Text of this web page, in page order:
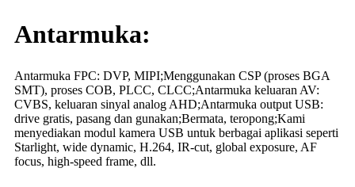
Antarmuka:
Antarmuka FPC: DVP, MIPI;Menggunakan CSP (proses BGA
SMT), proses COB, PLCC, CLCC;Antarmuka keluaran AV:
CVBS, keluaran sinyal analog AHD;Antarmuka output USB:
drive gratis, pasang dan gunakan;Bermata, teropong;Kami
menyediakan modul kamera USB untuk berbagai aplikasi seperti
Starlight, wide dynamic, H.264, IR-cut, global exposure, AF
focus, high-speed frame, dll.